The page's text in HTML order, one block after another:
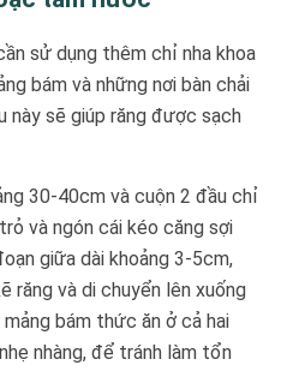
sử dụng thêm chỉ nha khoa
bám và những nơi bàn chải
này sẽ giúp răng được sạch
30-40cm và cuộn 2 đầu chỉ
và ngón cái kéo căng sợi
giữa dài khoảng 3-5cm,
răng và di chuyển lên xuống
bám thức ăn ở cả hai
nhàng, để tránh làm tổn